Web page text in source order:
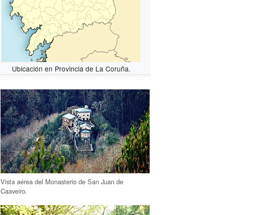
Ubicación en Provincia de La Coruña.
Vista aérea del Monasterio de San Juan de
Caaveiro.